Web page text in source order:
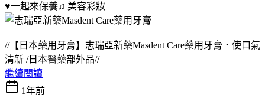
♥一起來保養♫ 美容彩妝
//【日本藥用牙膏】志瑞亞新藥Masdent Care藥用牙膏．使口氣
清新 /日本醫藥部外品//
繼續閱讀
1年前